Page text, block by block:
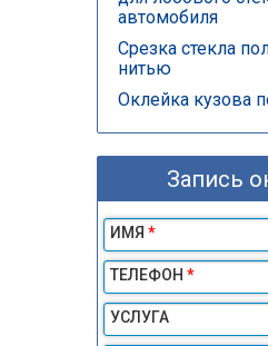
автомобиля
Срезка стекла
нитью
Оклейка кузова
Запись
ИМЯ *
ТЕЛЕФОН *
УСЛУГА